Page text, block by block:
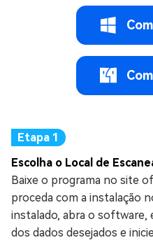
Escolha o Local de
Baixe o programa no site
proceda com a instalação
instalado, abra o software,
dos dados desejados e